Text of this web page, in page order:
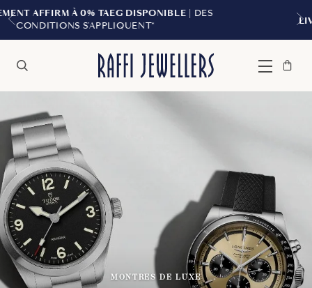
| DES
LIVRAISON GRATUITE À
Menu
Sac
Fermer
MONTRES DE LUXE